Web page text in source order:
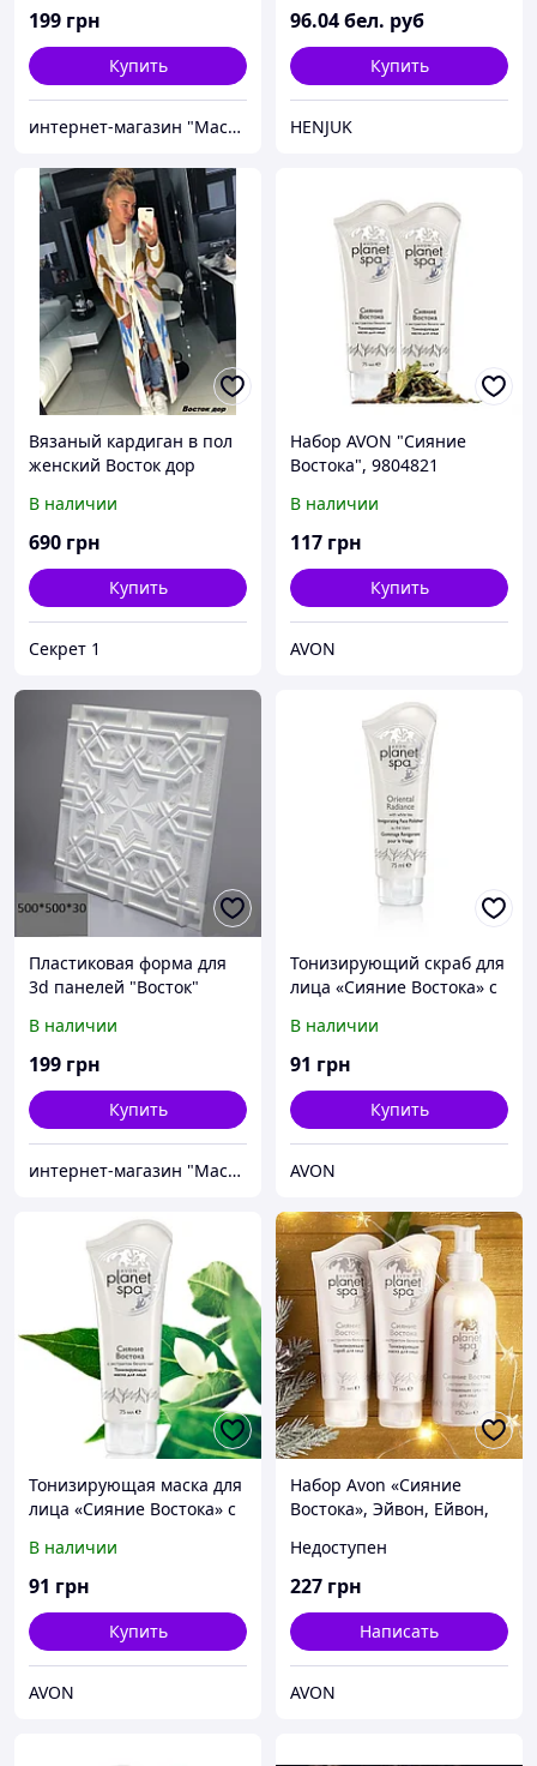
199 грн
Купить
интернет-магазин "Мастер-Форм"
96.04бел. руб
Купить
HENJUK
Вязаный кардиган в пол
женский Восток дор
В наличии
690 грн
Купить
Секрет 1
Набор AVON "Сияние
Востока", 9804821
В наличии
117 грн
Купить
AVON
Пластиковая форма для
3d панелей "Восток"
панелей из абс пластика)
В наличии
199 грн
Купить
интернет-магазин "Мастер-Форм"
Тонизирующий скраб для
лица «Сияние Востока» с
Avon, Эйвон, Ейвон, 75 мл
В наличии
91 грн
Купить
AVON
Тонизирующая маска для
лица «Сияние Востока» с
мл, Avon, Эйвон, Ейвон,
75 мл
В наличии
91 грн
Купить
AVON
Набор Avon «Сияние
Востока», Эйвон, Ейвон,
Недоступен
227 грн
Написать
AVON